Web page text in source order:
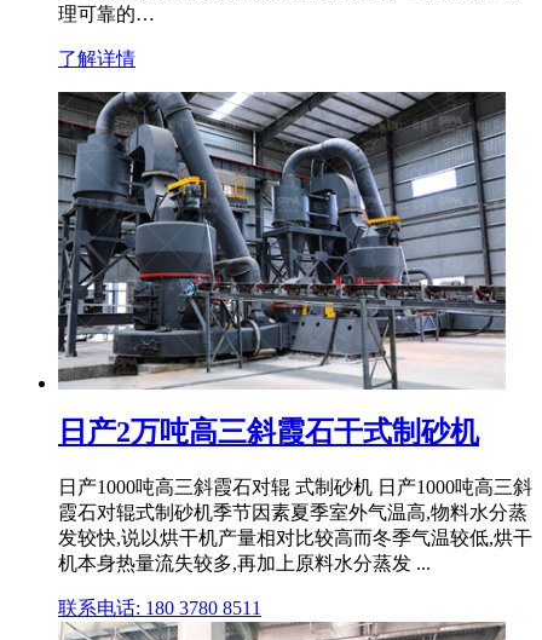
理可靠的…
了解详情
日产2万吨高三斜霞石干式制砂机
日产1000吨高三斜霞石对辊 式制砂机 日产1000吨高三斜
霞石对辊式制砂机季节因素夏季室外气温高,物料水分蒸
发较快,说以烘干机产量相对比较高而冬季气温较低,烘干
机本身热量流失较多,再加上原料水分蒸发 ...
联系电话: 180 3780 8511